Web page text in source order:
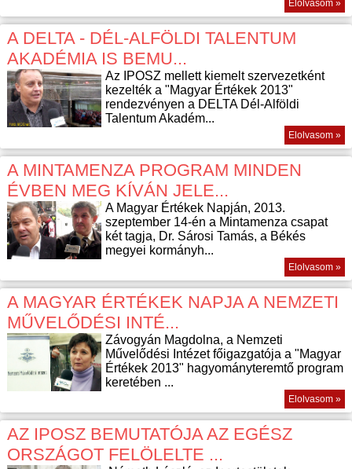
Elolvasom »
A DELTA - DÉL-ALFÖLDI TALENTUM
AKADÉMIA IS BEMU...
Az IPOSZ mellett kiemelt szervezetként
kezelték a "Magyar Értékek 2013"
rendezvényen a DELTA Dél-Alföldi
Talentum Akadém...
Elolvasom »
A MINTAMENZA PROGRAM MINDEN
ÉVBEN MEG KÍVÁN JELE...
A Magyar Értékek Napján, 2013.
szeptember 14-én a Mintamenza csapat
két tagja, Dr. Sárosi Tamás, a Békés
megyei kormányh...
Elolvasom »
A MAGYAR ÉRTÉKEK NAPJA A NEMZETI
MŰVELŐDÉSI INTÉ...
Závogyán Magdolna, a Nemzeti
Művelődési Intézet főigazgatója a "Magyar
Értékek 2013" hagyományteremtő program
keretében ...
Elolvasom »
AZ IPOSZ BEMUTATÓJA AZ EGÉSZ
ORSZÁGOT FELÖLELTE ...